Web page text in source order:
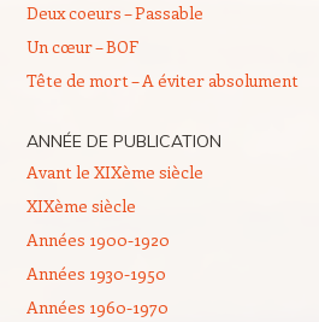
Deux coeurs – Passable
Un cœur – BOF
Tête de mort – A éviter absolument
ANNÉE DE PUBLICATION
Avant le XIXème siècle
XIXème siècle
Années 1900-1920
Années 1930-1950
Années 1960-1970